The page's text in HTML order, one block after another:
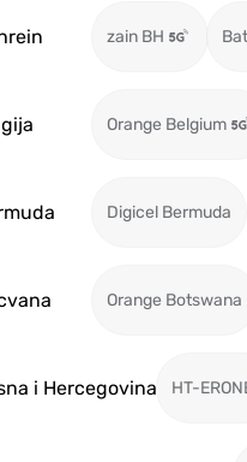
zain BH
Orange Belgium
Digicel Bermuda
Orange Botswana
i Hercegovina HT-